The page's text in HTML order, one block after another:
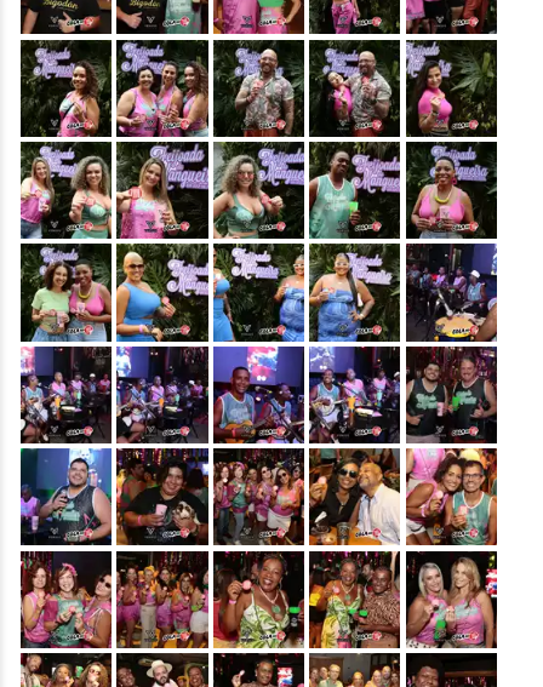
&nbsp; &nbsp; &nbsp; &nbsp; &nbsp;
&nbsp; &nbsp; &nbsp; &nbsp; &nbsp;
&nbsp; &nbsp; &nbsp; &nbsp; &nbsp;
&nbsp; &nbsp; &nbsp; &nbsp; &nbsp;
&nbsp; &nbsp; &nbsp; &nbsp; &nbsp;
&nbsp; &nbsp; &nbsp; &nbsp; &nbsp;
&nbsp; &nbsp; &nbsp; &nbsp; &nbsp;